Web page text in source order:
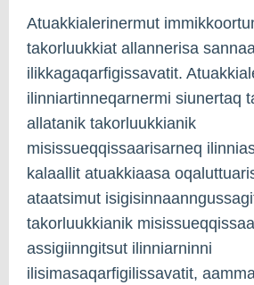
Atuakkialerinermut
takorluukkiat allannerisa
ilikkagaqarfigissavatit.
ilinniartinneqarnermi siunertaq
allatanik takorluukkianik
misissueqqissaarisarneq
kalaallit atuakkiaasa
ataatsimut
takorluukkianik
assigiinngitsut ilinniarninni
ilisimasaqarfigilissavatit, aamma